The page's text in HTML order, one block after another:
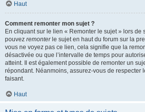
Haut
Comment remonter mon sujet ?
En cliquant sur le lien « Remonter le sujet » lors de
pouvez remonterle sujet en haut du forum sur la
vous ne voyez pas ce lien, cela signifie que la
désactivée ou que l’intervalle de temps pour
atteint. Il est également possible de remonter un
répondant. Néanmoins, assurez-vous de respecter
faisant.
Haut